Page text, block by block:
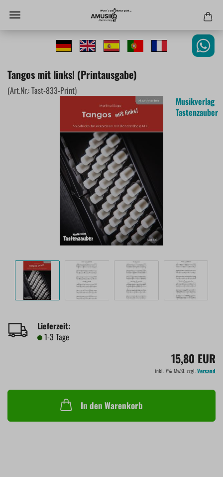
Tangos mit links! (Printausgabe)
(Art.Nr.:Tast-833-Print)
Musikverlag
Tastenzauber
Lieferzeit:
1-3 Tage
15,80 EUR
inkl. 7% MwSt. zzgl.Versand
In den Warenkorb